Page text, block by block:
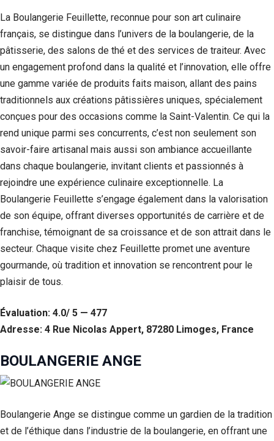
La Boulangerie Feuillette, reconnue pour son art culinaire
français, se distingue dans l’univers de la boulangerie, de la
pâtisserie, des salons de thé et des services de traiteur. Avec
un engagement profond dans la qualité et l’innovation, elle offre
une gamme variée de produits faits maison, allant des pains
traditionnels aux créations pâtissières uniques, spécialement
conçues pour des occasions comme la Saint-Valentin. Ce qui la
rend unique parmi ses concurrents, c’est non seulement son
savoir-faire artisanal mais aussi son ambiance accueillante
dans chaque boulangerie, invitant clients et passionnés à
rejoindre une expérience culinaire exceptionnelle. La
Boulangerie Feuillette s’engage également dans la valorisation
de son équipe, offrant diverses opportunités de carrière et de
franchise, témoignant de sa croissance et de son attrait dans le
secteur. Chaque visite chez Feuillette promet une aventure
gourmande, où tradition et innovation se rencontrent pour le
plaisir de tous.
Évaluation: 4.0/ 5 — 477
Adresse: 4 Rue Nicolas Appert, 87280 Limoges, France
BOULANGERIE ANGE
Boulangerie Ange se distingue comme un gardien de la tradition
et de l’éthique dans l’industrie de la boulangerie, en offrant une
Statistiques
Afin que
puissions
améliorer la
fonctionnalité
et la structure
du site Web,
en fonction
de la façon
dont le site
Web est
utilisé.
Experience
Afin que notre
fonctionne
aussi bien que
possible lors
de votre visite.
Si vous
certaines
fonctionnalités
votre intérêt et
votre